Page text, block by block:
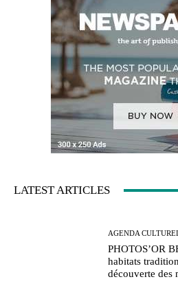
LATEST ARTICLES
AGENDA
PHOTOS’OR
habitats
découverte des